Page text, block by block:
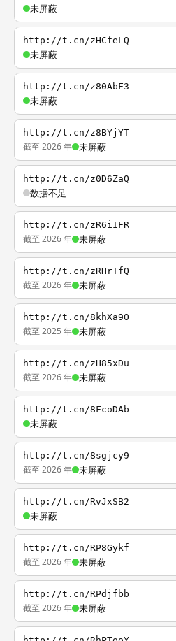
未屏蔽
http://t.cn/zHCfeLQ
未屏蔽
http://t.cn/z80AbF3
未屏蔽
http://t.cn/z8BYjYT
截至 2026 年 未屏蔽
http://t.cn/z0D6ZaQ
数据不足
http://t.cn/zR6iIFR
截至 2026 年 未屏蔽
http://t.cn/zRHrTfQ
截至 2026 年 未屏蔽
http://t.cn/8khXa9O
截至 2025 年 未屏蔽
http://t.cn/zH85xDu
截至 2026 年 未屏蔽
http://t.cn/8FcoDAb
未屏蔽
http://t.cn/8sgjcy9
截至 2026 年 未屏蔽
http://t.cn/RvJxSB2
未屏蔽
http://t.cn/RP8Gykf
截至 2026 年 未屏蔽
http://t.cn/RPdjfbb
截至 2026 年 未屏蔽